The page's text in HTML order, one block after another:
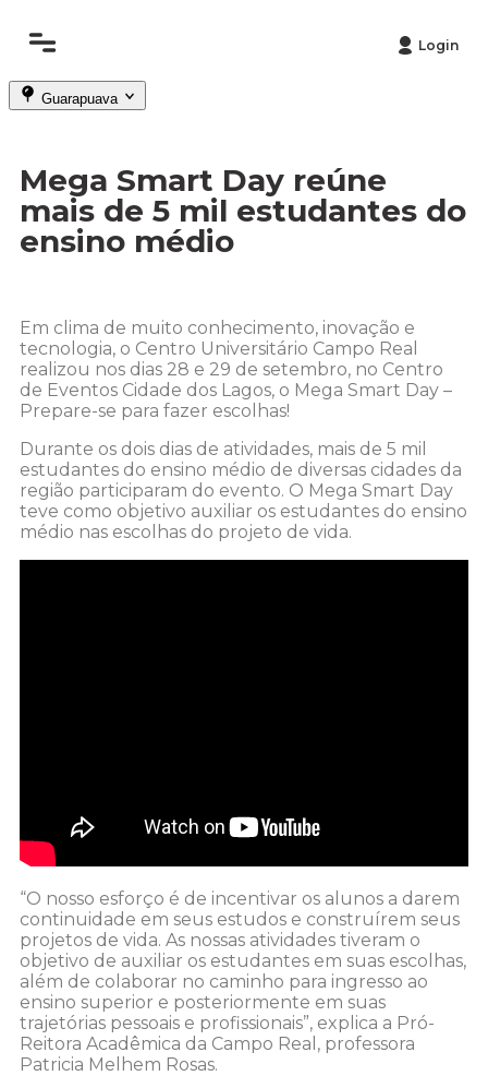
Login
Guarapuava
Mega Smart Day reúne
mais de 5 mil estudantes do
ensino médio
Em clima de muito conhecimento, inovação e
tecnologia, o Centro Universitário Campo Real
realizou nos dias 28 e 29 de setembro, no Centro
de Eventos Cidade dos Lagos, o Mega Smart Day –
Prepare-se para fazer escolhas!
Durante os dois dias de atividades, mais de 5 mil
estudantes do ensino médio de diversas cidades da
região participaram do evento. O Mega Smart Day
teve como objetivo auxiliar os estudantes do ensino
médio nas escolhas do projeto de vida.
“O nosso esforço é de incentivar os alunos a darem
continuidade em seus estudos e construírem seus
projetos de vida. As nossas atividades tiveram o
objetivo de auxiliar os estudantes em suas escolhas,
além de colaborar no caminho para ingresso ao
ensino superior e posteriormente em suas
trajetórias pessoais e profissionais”, explica a Pró-
Reitora Acadêmica da Campo Real, professora
Patricia Melhem Rosas.